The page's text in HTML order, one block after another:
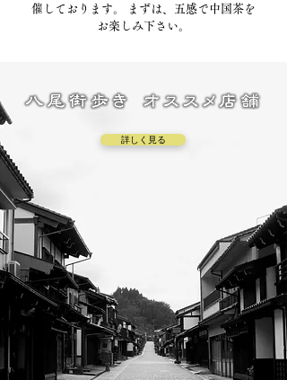
催しております。 まずは、五感で中国茶を
お楽しみ下さい。
詳しく見る